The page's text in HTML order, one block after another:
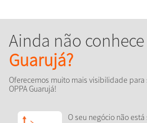
Ainda não conhece
Guarujá?
Oferecemos muito mais visibilidade para
OPPA Guarujá!
O seu negócio não